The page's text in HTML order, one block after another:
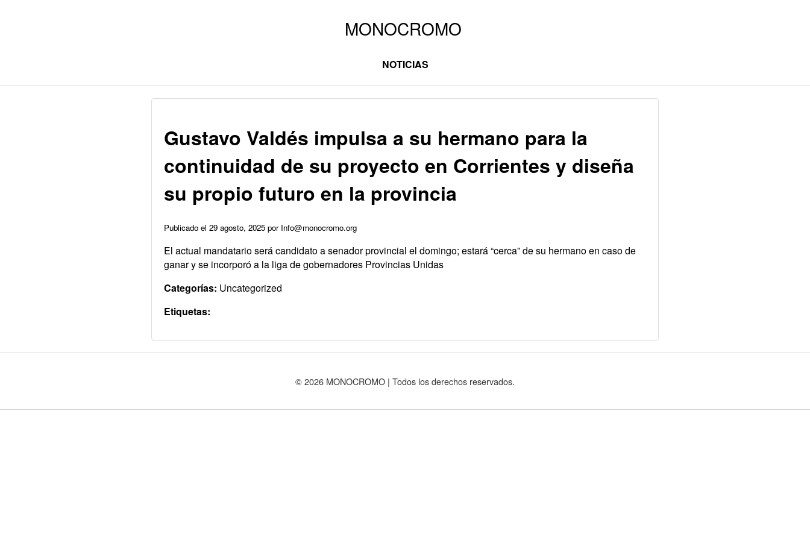
NOTICIAS
Gustavo Valdés impulsa a su hermano para la
continuidad de su proyecto en Corrientes y diseña
su propio futuro en la provincia
Publicado el 29 agosto, 2025 por Info@monocromo.org
El actual mandatario será candidato a senador provincial el domingo; estará “cerca” de su hermano en caso de
ganar y se incorporó a la liga de gobernadores Provincias Unidas
Categorías: Uncategorized
Etiquetas:
© 2026 MONOCROMO | Todos los derechos reservados.